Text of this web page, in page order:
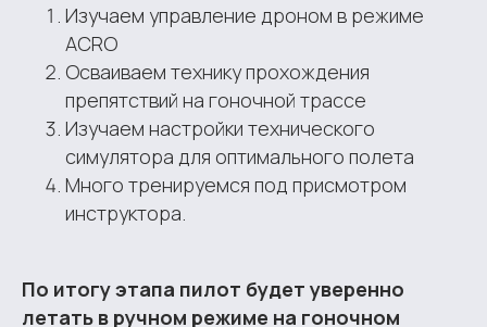
Изучаем управление дроном в режиме
ACRO
Осваиваем технику прохождения
препятствий на гоночной трассе
Изучаем настройки технического
симулятора для оптимального полета
Много тренируемся под присмотром
инструктора.
По итогу этапа пилот будет уверенно
летать в ручном режиме на гоночном